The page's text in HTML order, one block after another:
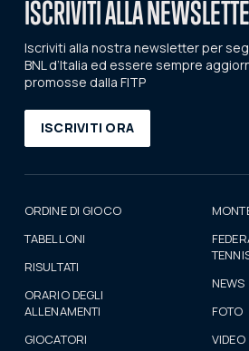
ISCRIVITI ALLA
Iscriviti alla nostra newsletter per
BNL d’Italia ed essere sempre
promosse dalla FITP
ISCRIVITI ORA
ORDINE DI GIOCO
TABELLONI
RISULTATI
ORARIO DEGLI
ALLENAMENTI
GIOCATORI
NEWS
FOTO
VIDEO